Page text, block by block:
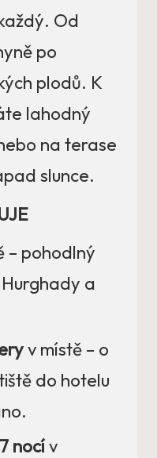
Od
po
plodů. K
lahodný
na terase
slunce.
– pohodlný
a
v místě – o
do hotelu
nocív